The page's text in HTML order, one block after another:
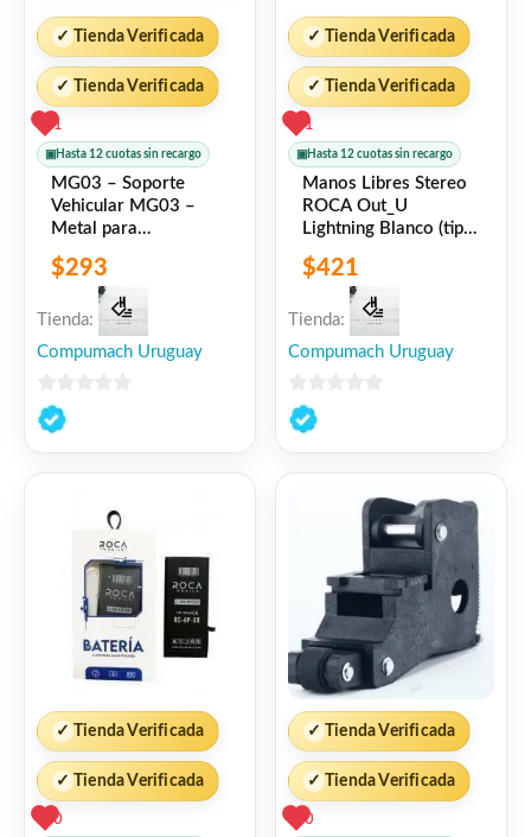
✓ Tienda Verificada
✓ Tienda Verificada
1
▣ Hasta 12 cuotas sin recargo
MG03 – Soporte
Vehicular MG03 –
Metal para
Ventilaci�n LDNIO
$293
Tienda:
Compumach Uruguay
0
de
✓ Tienda Verificada
✓ Tienda Verificada
1
▣ Hasta 12 cuotas sin recargo
Manos Libres Stereo
ROCA Out_U
Lightning Blanco (tipo
$421
Tienda:
Compumach Uruguay
0
de
✓ Tienda Verificada
✓ Tienda Verificada
0
✓ Tienda Verificada
✓ Tienda Verificada
0